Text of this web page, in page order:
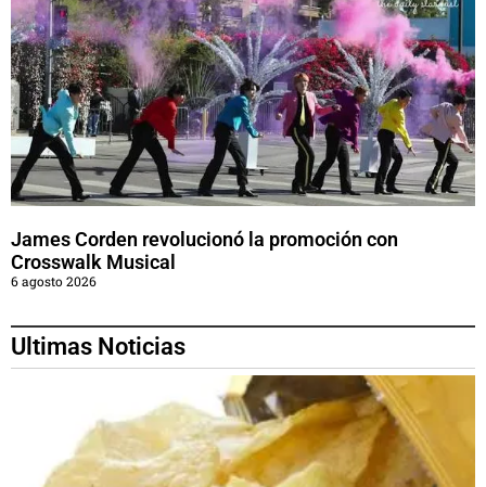
James Corden revolucionó la promoción con
Crosswalk Musical
6 agosto 2026
Ultimas Noticias